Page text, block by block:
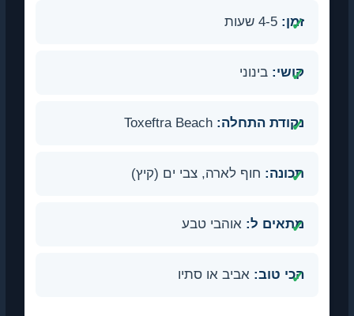
קושי:בינוני
נקודת התחלה:Toxeftra Beach
תכונה:חוף לארה, צבי ים (קיץ)
מתאים ל:אוהבי טבע
הכי טוב: אביב או סתיו